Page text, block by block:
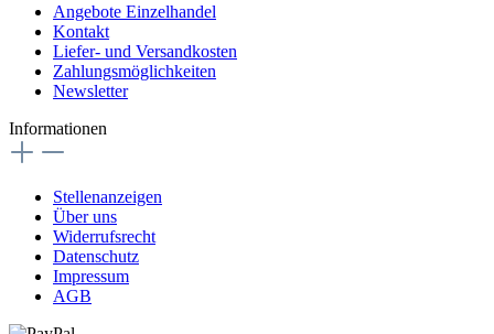
Angebote Einzelhandel
Kontakt
Liefer- und Versandkosten
Zahlungsmöglichkeiten
Newsletter
Informationen
Stellenanzeigen
Über uns
Widerrufsrecht
Datenschutz
Impressum
AGB